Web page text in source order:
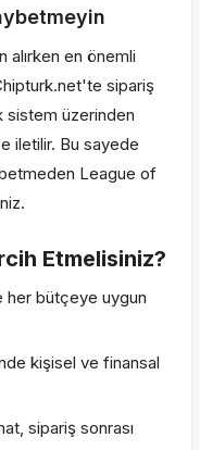
alırken en önemli
sipariş
sistem üzerinden
iletilir. Bu sayede
League of
Etmelisiniz?
her bütçeye uygun
kişisel ve finansal
sipariş sonrası